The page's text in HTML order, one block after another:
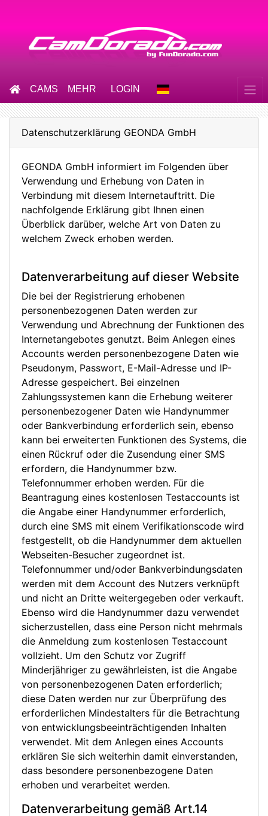
CAMS MEHR LOGIN
Datenschutzerklärung GEONDA GmbH
GEONDA GmbH informiert im Folgenden über
Verwendung und Erhebung von Daten in
Verbindung mit diesem Internetauftritt. Die
nachfolgende Erklärung gibt Ihnen einen
Überblick darüber, welche Art von Daten zu
welchem Zweck erhoben werden.
Datenverarbeitung auf dieser Website
Die bei der Registrierung erhobenen
personenbezogenen Daten werden zur
Verwendung und Abrechnung der Funktionen des
Internetangebotes genutzt. Beim Anlegen eines
Accounts werden personenbezogene Daten wie
Pseudonym, Passwort, E-Mail-Adresse und IP-
Adresse gespeichert. Bei einzelnen
Zahlungssystemen kann die Erhebung weiterer
personenbezogener Daten wie Handynummer
oder Bankverbindung erforderlich sein, ebenso
kann bei erweiterten Funktionen des Systems, die
einen Rückruf oder die Zusendung einer SMS
erfordern, die Handynummer bzw.
Telefonnummer erhoben werden. Für die
Beantragung eines kostenlosen Testaccounts ist
die Angabe einer Handynummer erforderlich,
durch eine SMS mit einem Verifikationscode wird
festgestellt, ob die Handynummer dem aktuellen
Webseiten-Besucher zugeordnet ist.
Telefonnummer und/oder Bankverbindungsdaten
werden mit dem Account des Nutzers verknüpft
und nicht an Dritte weitergegeben oder verkauft.
Ebenso wird die Handynummer dazu verwendet
sicherzustellen, dass eine Person nicht mehrmals
die Anmeldung zum kostenlosen Testaccount
vollzieht. Um den Schutz vor Zugriff
Minderjähriger zu gewährleisten, ist die Angabe
von personenbezogenen Daten erforderlich;
diese Daten werden nur zur Überprüfung des
erforderlichen Mindestalters für die Betrachtung
von entwicklungsbeeinträchtigenden Inhalten
verwendet. Mit dem Anlegen eines Accounts
erklären Sie sich weiterhin damit einverstanden,
dass besondere personenbezogene Daten
erhoben und verarbeitet werden.
Datenverarbeitung gemäß Art.14